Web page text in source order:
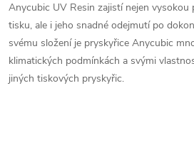
Anycubic UV Resin zajistí nejen vysokou
tisku, ale i jeho snadné odejmutí po
svému složení je pryskyřice Anycubic
klimatických podmínkách a svými
jiných tiskových pryskyřic.